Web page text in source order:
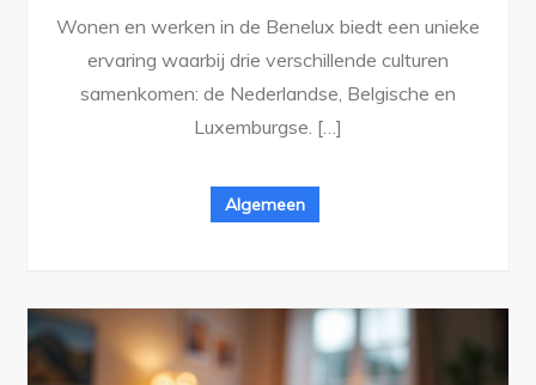
Wonen en werken in de Benelux biedt een unieke
ervaring waarbij drie verschillende culturen
samenkomen: de Nederlandse, Belgische en
Luxemburgse. […]
Algemeen